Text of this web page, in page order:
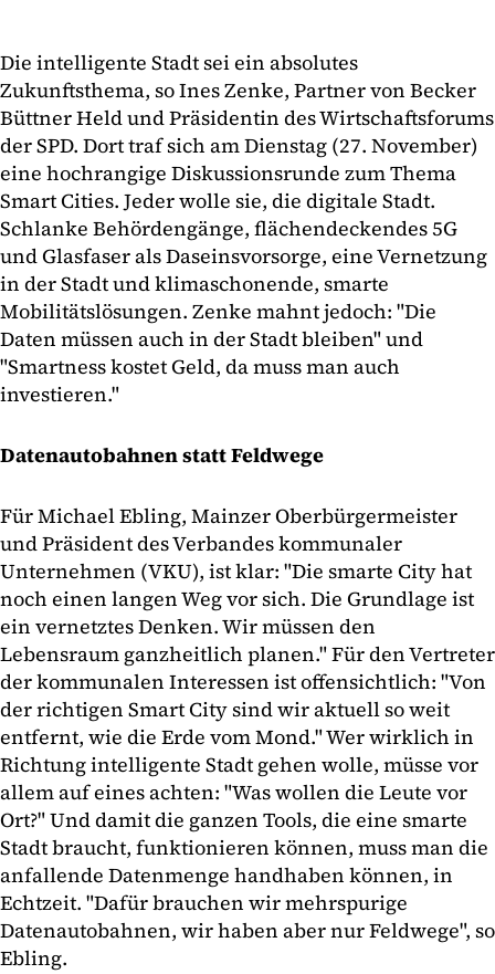
Die intelligente Stadt sei ein absolutes
Zukunftsthema, so Ines Zenke, Partner von Becker
Büttner Held und Präsidentin des Wirtschaftsforums
der SPD. Dort traf sich am Dienstag (27. November)
eine hochrangige Diskussionsrunde zum Thema
Smart Cities. Jeder wolle sie, die digitale Stadt.
Schlanke Behördengänge, flächendeckendes 5G
und Glasfaser als Daseinsvorsorge, eine Vernetzung
in der Stadt und klimaschonende, smarte
Mobilitätslösungen. Zenke mahnt jedoch: "Die
Daten müssen auch in der Stadt bleiben" und
"Smartness kostet Geld, da muss man auch
investieren."
Datenautobahnen statt Feldwege
Für Michael Ebling, Mainzer Oberbürgermeister
und Präsident des Verbandes kommunaler
Unternehmen (VKU), ist klar: "Die smarte City hat
noch einen langen Weg vor sich. Die Grundlage ist
ein vernetztes Denken. Wir müssen den
Lebensraum ganzheitlich planen." Für den Vertreter
der kommunalen Interessen ist offensichtlich: "Von
der richtigen Smart City sind wir aktuell so weit
entfernt, wie die Erde vom Mond." Wer wirklich in
Richtung intelligente Stadt gehen wolle, müsse vor
allem auf eines achten: "Was wollen die Leute vor
Ort?" Und damit die ganzen Tools, die eine smarte
Stadt braucht, funktionieren können, muss man die
anfallende Datenmenge handhaben können, in
Echtzeit. "Dafür brauchen wir mehrspurige
Datenautobahnen, wir haben aber nur Feldwege", so
Ebling.